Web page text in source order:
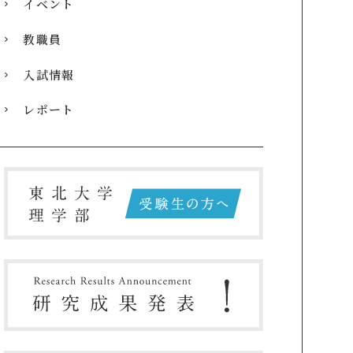
イベント
教職員
入試情報
レポート